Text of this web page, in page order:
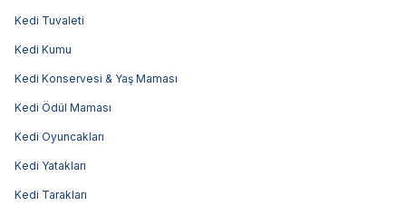
Kedi Tuvaleti
Kedi Kumu
Kedi Konservesi & Yaş Maması
Kedi Ödül Maması
Kedi Oyuncakları
Kedi Yatakları
Kedi Tarakları